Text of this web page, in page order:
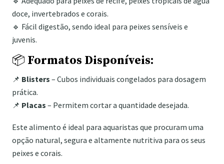
doce, invertebrados e corais.
🔹 Fácil digestão, sendo ideal para peixes sensíveis e
juvenis.
📦 Formatos Disponíveis:
📌 Blisters – Cubos individuais congelados para dosagem
prática.
📌 Placas – Permitem cortar a quantidade desejada.
Este alimento é ideal para aquaristas que procuram uma
opção natural, segura e altamente nutritiva para os seus
peixes e corais.